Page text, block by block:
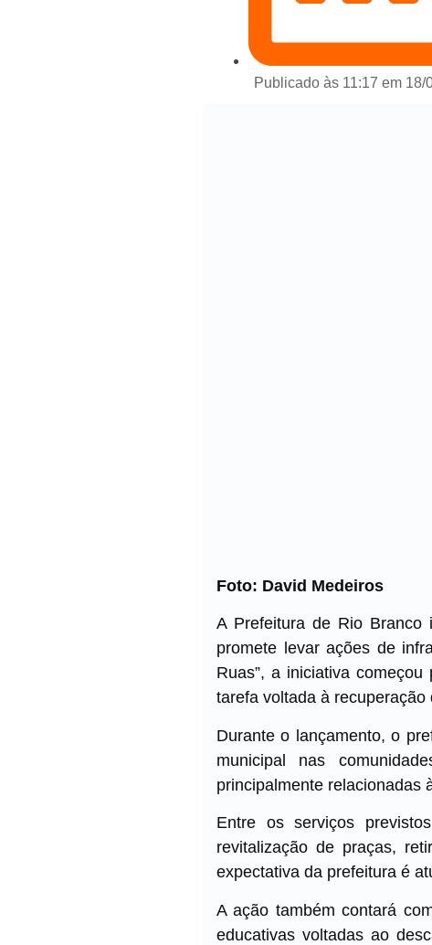
Publicado às 11:17 em 18/
Foto: David Medeiros
A Prefeitura de Rio Branco
promete levar ações de
Ruas”, a iniciativa
tarefa voltada à
Durante o lançamento, o
municipal nas
principalmente relacionadas
Entre os serviços
revitalização de praças,
expectativa da prefeitura é
A ação também contará
educativas voltadas ao